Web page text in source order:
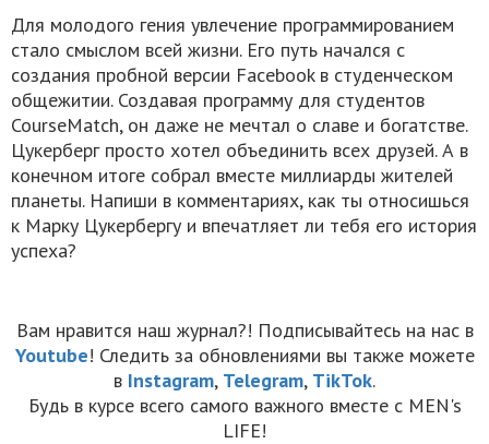
Для молодого гения увлечение программированием
стало смыслом всей жизни. Его путь начался с
создания пробной версии Facebook в студенческом
общежитии. Создавая программу для студентов
CourseMatch, он даже не мечтал о славе и богатстве.
Цукерберг просто хотел объединить всех друзей. А в
конечном итоге собрал вместе миллиарды жителей
планеты. Напиши в комментариях, как ты относишься
к Марку Цукербергу и впечатляет ли тебя его история
успеха?
Вам нравится наш журнал?! Подписывайтесь на нас в
Youtube! Следить за обновлениями вы также можете
в Instagram, Telegram, TikTok.
Будь в курсе всего самого важного вместе с MEN's
LIFE!